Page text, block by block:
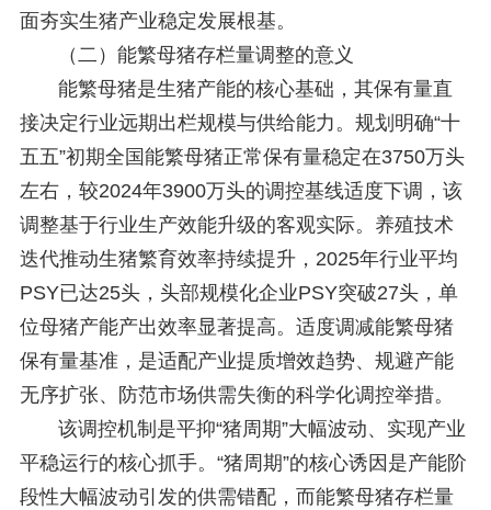
面夯实生猪产业稳定发展根基。
（二）能繁母猪存栏量调整的意义
能繁母猪是生猪产能的核心基础，其保有量直
接决定行业远期出栏规模与供给能力。规划明确“十
五五”初期全国能繁母猪正常保有量稳定在3750万头
左右，较2024年3900万头的调控基线适度下调，该
调整基于行业生产效能升级的客观实际。养殖技术
迭代推动生猪繁育效率持续提升，2025年行业平均
PSY已达25头，头部规模化企业PSY突破27头，单
位母猪产能产出效率显著提高。适度调减能繁母猪
保有量基准，是适配产业提质增效趋势、规避产能
无序扩张、防范市场供需失衡的科学化调控举措。
该调控机制是平抑“猪周期”大幅波动、实现产业
平稳运行的核心抓手。“猪周期”的核心诱因是产能阶
段性大幅波动引发的供需错配，而能繁母猪存栏量